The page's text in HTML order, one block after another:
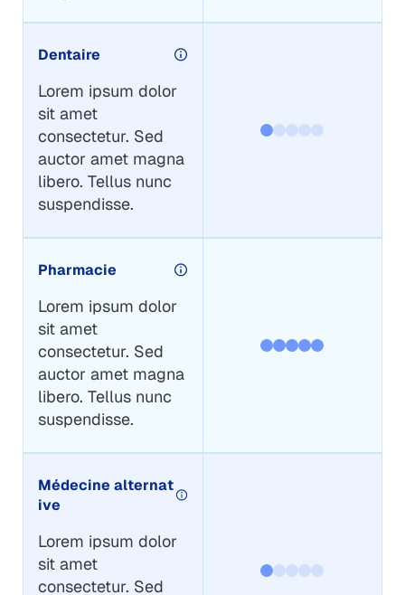
Dentaire
Lorem ipsum dolor
sit amet
consectetur. Sed
auctor amet magna
libero. Tellus nunc
suspendisse.
Pharmacie
Lorem ipsum dolor
sit amet
consectetur. Sed
auctor amet magna
libero. Tellus nunc
suspendisse.
Médecine alternat
ive
Lorem ipsum dolor
sit amet
consectetur. Sed